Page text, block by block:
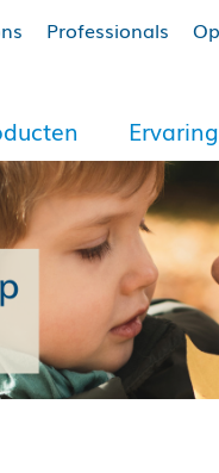
Professionals